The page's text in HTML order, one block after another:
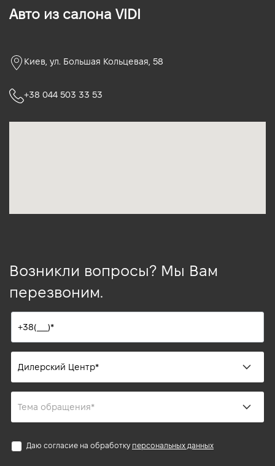
Авто из салона VIDI
Киев, ул. Большая Кольцевая, 58
+38 044 503 33 53
Возникли вопросы? Мы Вам
перезвоним.
Даю согласие на обработку персональных данных